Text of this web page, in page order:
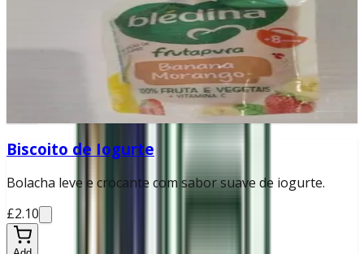
Papa de banana e morango para bebés a partir dos 4
Biscoito de Iogurte
Bolacha leve e crocante com sabor suave de iogurte.
£2.10